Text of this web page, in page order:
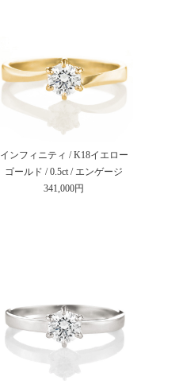
インフィニティ / K18イエロー
ゴールド / 0.5ct / エンゲージ
341,000円